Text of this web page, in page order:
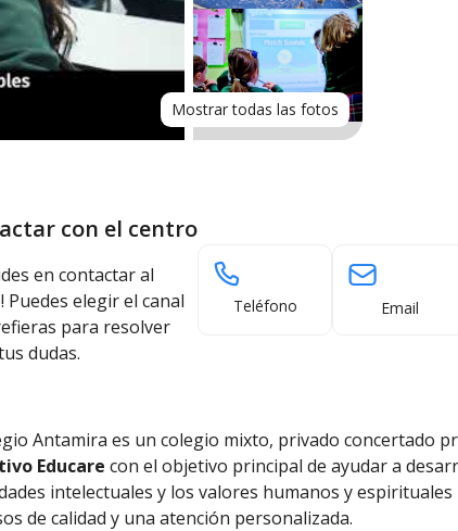
Mostrar todas las fotos
con el centro
en contactar al
Puedes elegir el canal
para resolver
dudas.
Teléfono Email
Antamira es un colegio mixto, privado concertado
Educare con el objetivo principal de ayudar a
intelectuales y los valores humanos y
de calidad y una atención personalizada.